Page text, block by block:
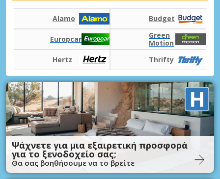
Alamo Budget
Europcar
Green
Motion
Hertz
Thrifty
Ψάχνετε για μια εξαιρετική προσφορά
για το ξενοδοχείο σας;
Θα σας βοηθήσουμε να το βρείτε